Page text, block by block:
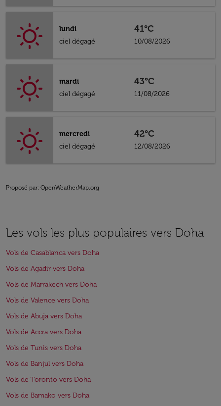
lundi
ciel dégagé
41°C
10/08/2026
mardi
ciel dégagé
43°C
11/08/2026
mercredi
ciel dégagé
42°C
12/08/2026
Proposé par: OpenWeatherMap.org
Les vols les plus populaires vers Doha
Vols de Casablanca vers Doha
Vols de Agadir vers Doha
Vols de Marrakech vers Doha
Vols de Valence vers Doha
Vols de Abuja vers Doha
Vols de Accra vers Doha
Vols de Tunis vers Doha
Vols de Banjul vers Doha
Vols de Toronto vers Doha
Vols de Bamako vers Doha